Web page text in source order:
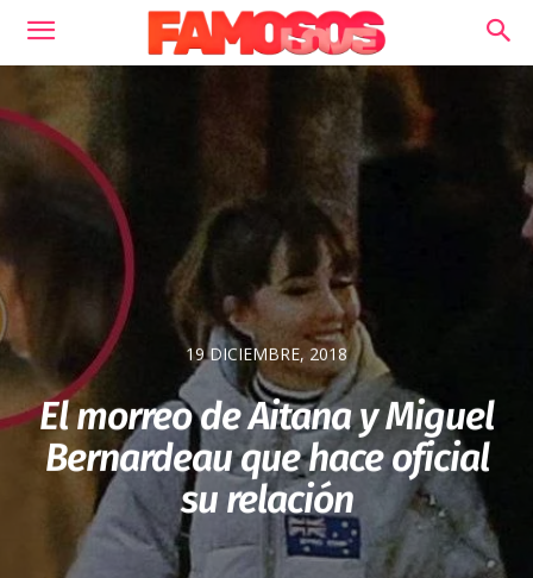
19 DICIEMBRE, 2018
El morreo de Aitana y Miguel
Bernardeau que hace oficial
su relación